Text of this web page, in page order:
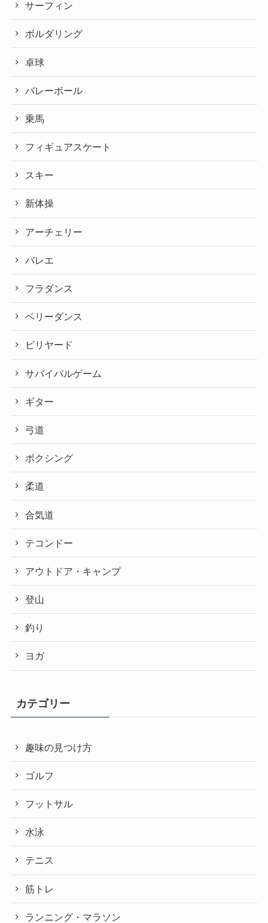
サーフィン
ボルダリング
卓球
バレーボール
乗馬
フィギュアスケート
スキー
新体操
アーチェリー
バレエ
フラダンス
ベリーダンス
ビリヤード
サバイバルゲーム
ギター
弓道
ボクシング
柔道
合気道
テコンドー
アウトドア・キャンプ
登山
釣り
ヨガ
カテゴリー
趣味の見つけ方
ゴルフ
フットサル
水泳
テニス
筋トレ
ランニング・マラソン